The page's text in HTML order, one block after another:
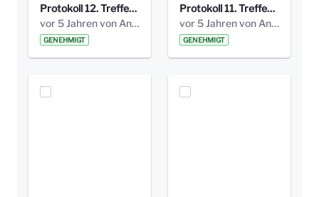
Protokoll 12. Treffen 20150921 AG Bismarckplatz.pdf
vor 5 Jahren von Anni Schlumberger
GENEHMIGT
Protokoll 11. Treffen 20150901 AG Bismarckplatz.pdf
vor 5 Jahren von Anni Schlumberger
GENEHMIGT